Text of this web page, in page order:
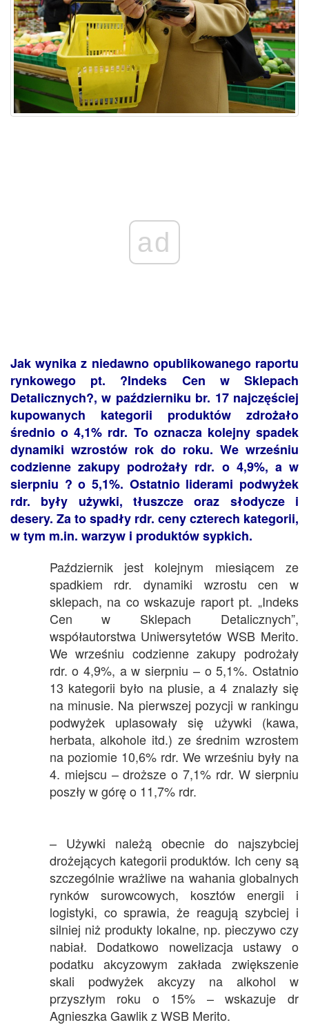
ad
Jak wynika z niedawno opublikowanego raportu
rynkowego pt. ?Indeks Cen w Sklepach
Detalicznych?, w październiku br. 17 najczęściej
kupowanych kategorii produktów zdrożało
średnio o 4,1% rdr. To oznacza kolejny spadek
dynamiki wzrostów rok do roku. We wrześniu
codzienne zakupy podrożały rdr. o 4,9%, a w
sierpniu ? o 5,1%. Ostatnio liderami podwyżek
rdr. były używki, tłuszcze oraz słodycze i
desery. Za to spadły rdr. ceny czterech kategorii,
w tym m.in. warzyw i produktów sypkich.
Październik jest kolejnym miesiącem ze
spadkiem rdr. dynamiki wzrostu cen w
sklepach, na co wskazuje raport pt. „Indeks
Cen w Sklepach Detalicznych”,
współautorstwa Uniwersytetów WSB Merito.
We wrześniu codzienne zakupy podrożały
rdr. o 4,9%, a w sierpniu – o 5,1%. Ostatnio
13 kategorii było na plusie, a 4 znalazły się
na minusie. Na pierwszej pozycji w rankingu
podwyżek uplasowały się używki (kawa,
herbata, alkohole itd.) ze średnim wzrostem
na poziomie 10,6% rdr. We wrześniu były na
4. miejscu – droższe o 7,1% rdr. W sierpniu
poszły w górę o 11,7% rdr.
– Używki należą obecnie do najszybciej
drożejących kategorii produktów. Ich ceny są
szczególnie wrażliwe na wahania globalnych
rynków surowcowych, kosztów energii i
logistyki, co sprawia, że reagują szybciej i
silniej niż produkty lokalne, np. pieczywo czy
nabiał. Dodatkowo nowelizacja ustawy o
podatku akcyzowym zakłada zwiększenie
skali podwyżek akcyzy na alkohol w
przyszłym roku o 15% – wskazuje dr
Agnieszka Gawlik z WSB Merito.